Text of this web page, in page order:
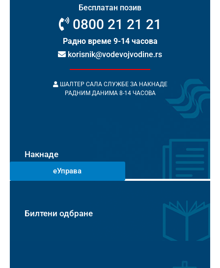
Бесплатан позив
0800 21 21 21
Радно време 9-14 часова
korisnik@vodevojvodine.rs
ШАЛТЕР САЛА СЛУЖБЕ ЗА НАКНАДЕ
РАДНИМ ДАНИМА 8-14 ЧАСОВА
Накнаде
еУправа
Билтени одбране